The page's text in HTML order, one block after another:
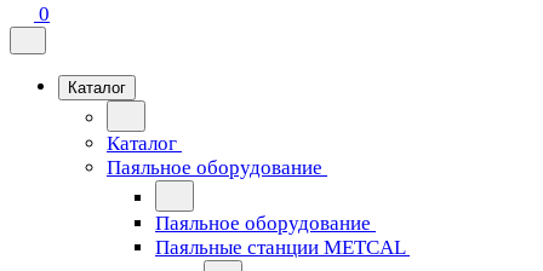
0
Каталог
Каталог
Паяльное оборудование
Паяльное оборудование
Паяльные станции METCAL